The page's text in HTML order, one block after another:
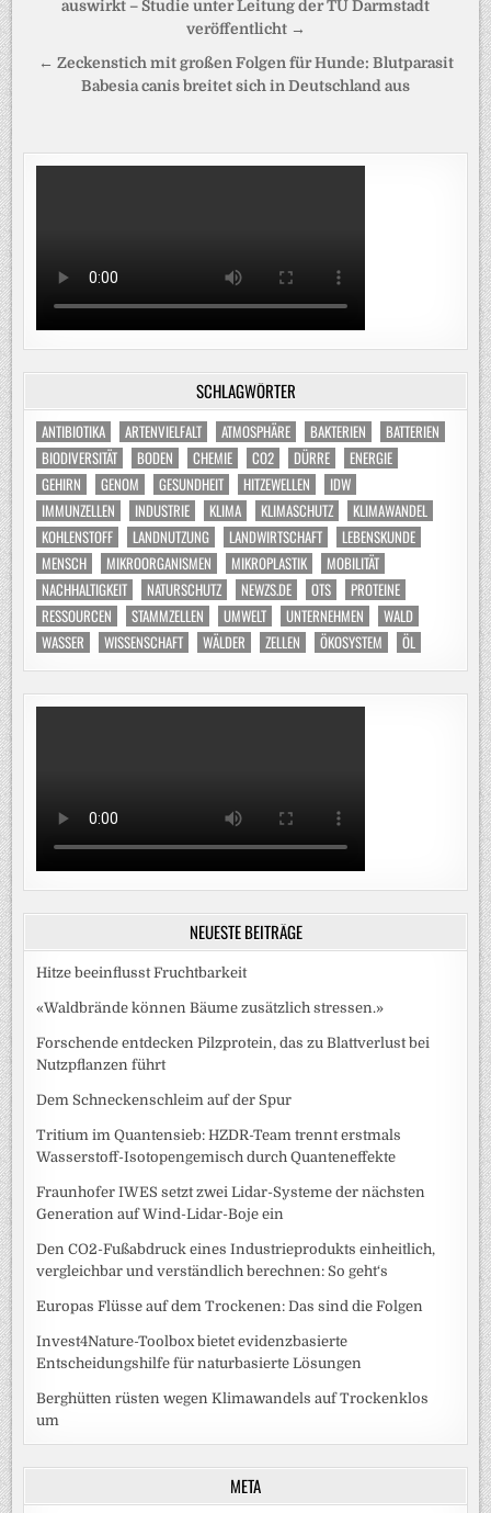
auswirkt – Studie unter Leitung der TU Darmstadt
veröffentlicht →
← Zeckenstich mit großen Folgen für Hunde: Blutparasit
Babesia canis breitet sich in Deutschland aus
SCHLAGWÖRTER
ANTIBIOTIKA ARTENVIELFALT ATMOSPHÄRE BAKTERIEN
BATTERIEN
BIODIVERSITÄT
BODEN CHEMIE CO2 DÜRRE
ENERGIE
GEHIRN
GENOM GESUNDHEIT HITZEWELLEN
IDW
IMMUNZELLEN
INDUSTRIE KLIMA KLIMASCHUTZ
KLIMAWANDEL
KOHLENSTOFF
LANDNUTZUNG LANDWIRTSCHAFT
LEBENSKUNDE
MENSCH
MIKROORGANISMEN MIKROPLASTIK
MOBILITÄT
NACHHALTIGKEIT
NATURSCHUTZ NEWZS.DE OTS
PROTEINE
RESSOURCEN
STAMMZELLEN UMWELT UNTERNEHMEN
WALD
WASSER
WISSENSCHAFT WÄLDER ZELLEN ÖKOSYSTEM ÖL
NEUESTE BEITRÄGE
Hitze beeinflusst Fruchtbarkeit
«Waldbrände können Bäume zusätzlich stressen.»
Forschende entdecken Pilzprotein, das zu Blattverlust bei
Nutzpflanzen führt
Dem Schneckenschleim auf der Spur
Tritium im Quantensieb: HZDR-Team trennt erstmals
Wasserstoff-Isotopengemisch durch Quanteneffekte
Fraunhofer IWES setzt zwei Lidar-Systeme der nächsten
Generation auf Wind-Lidar-Boje ein
Den CO2-Fußabdruck eines Industrieprodukts einheitlich,
vergleichbar und verständlich berechnen: So geht‘s
Europas Flüsse auf dem Trockenen: Das sind die Folgen
Invest4Nature-Toolbox bietet evidenzbasierte
Entscheidungshilfe für naturbasierte Lösungen
Berghütten rüsten wegen Klimawandels auf Trockenklos
um
META